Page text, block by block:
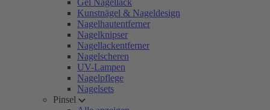
Gel Nagellack
Kunstnägel & Nageldesign
Nagelhautentferner
Nagelknipser
Nagellackentferner
Nagelscheren
UV-Lampen
Nagelpflege
Nagelsets
Pinsel